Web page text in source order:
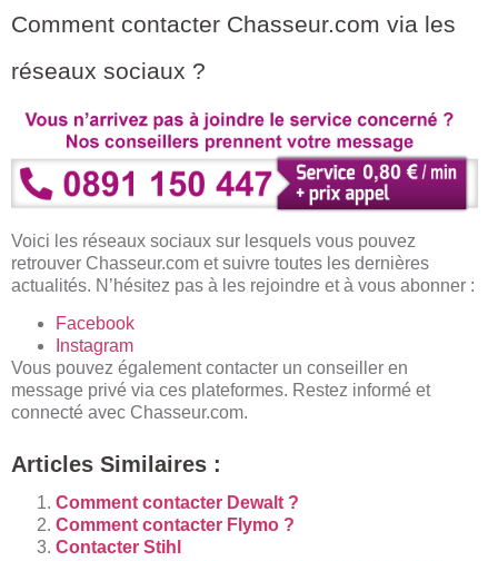
Comment contacter Chasseur.com via les
réseaux sociaux ?
Voici les réseaux sociaux sur lesquels vous pouvez
retrouver Chasseur.com et suivre toutes les dernières
actualités. N’hésitez pas à les rejoindre et à vous abonner :
Facebook
Instagram
Vous pouvez également contacter un conseiller en
message privé via ces plateformes. Restez informé et
connecté avec Chasseur.com.
Articles Similaires :
Comment contacter Dewalt ?
Comment contacter Flymo ?
Contacter Stihl